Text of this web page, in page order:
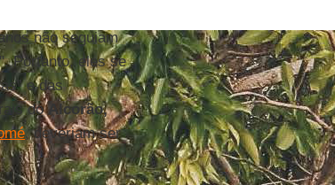
não seguiam
Portanto, eles se
e das
doAlcorão,
, deveriam ser